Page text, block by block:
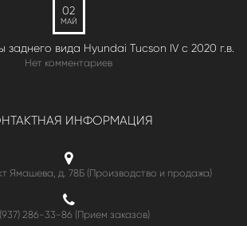
02
МАЙ
вида Hyundai Tucson IV c 2020 г.в.
Нет комментариев
ИНФОРМАЦИЯ
Ямашева, д. 78Б (Производство и продажа)
(937) 286-33-86 (Прием заказов)